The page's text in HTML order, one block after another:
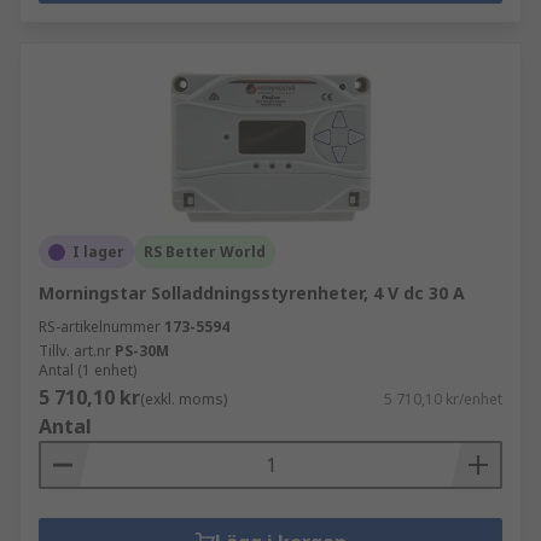
I lager RS Better World
Morningstar Solladdningsstyrenheter, 4 V dc 30 A
RS-artikelnummer 173-5594
Tillv. art.nr PS-30M
Antal (1 enhet)
5 710,10 kr(exkl. moms) 5 710,10 kr/enhet
Antal